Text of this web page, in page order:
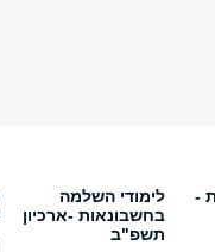
-
לימודי השלמה
בחשבונאות -ארכיון
תשפ"ב